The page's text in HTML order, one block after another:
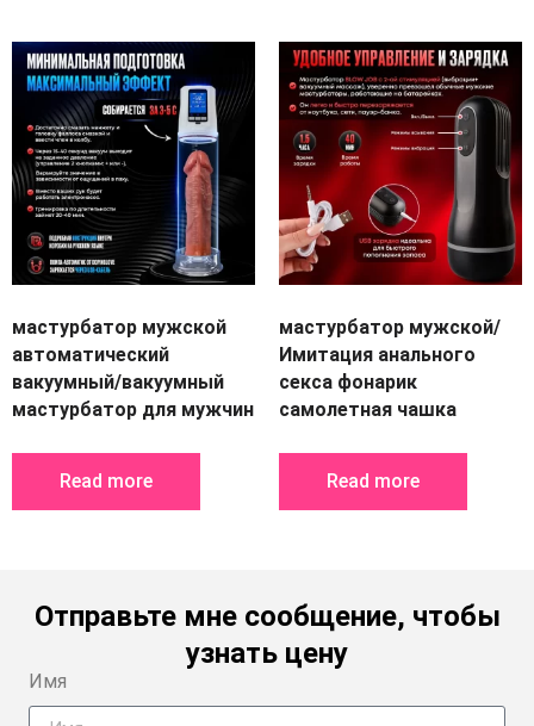
мастурбатор мужской
автоматический
вакуумный/вакуумный
мастурбатор для мужчин
Read more
мастурбатор мужской/
Имитация анального
секса фонарик
самолетная чашка
Read more
Отправьте мне сообщение, чтобы
узнать цену
Имя